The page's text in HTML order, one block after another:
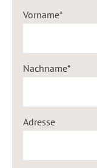
Vorname
Nachname
Adresse